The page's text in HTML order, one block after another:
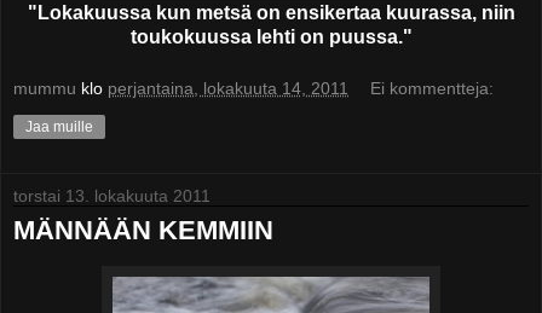
"Lokakuussa kun metsä on ensikertaa kuurassa, niin
toukokuussa lehti on puussa."
mummu klo perjantaina, lokakuuta 14, 2011 Ei kommentteja:
Jaa muille
torstai 13. lokakuuta 2011
MÄNNÄÄN KEMMIIN